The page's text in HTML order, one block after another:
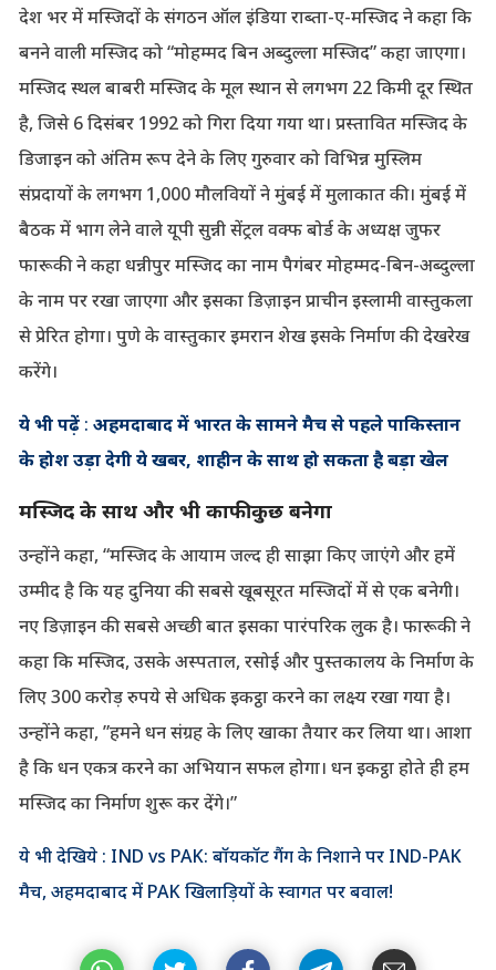
देश भर में मस्जिदों के संगठन ऑल इंडिया राब्ता-ए-मस्जिद ने कहा कि
बनने वाली मस्जिद को “मोहम्मद बिन अब्दुल्ला मस्जिद” कहा जाएगा।
मस्जिद स्थल बाबरी मस्जिद के मूल स्थान से लगभग 22 किमी दूर स्थित
है, जिसे 6 दिसंबर 1992 को गिरा दिया गया था। प्रस्तावित मस्जिद के
डिजाइन को अंतिम रूप देने के लिए गुरुवार को विभिन्न मुस्लिम
संप्रदायों के लगभग 1,000 मौलवियों ने मुंबई में मुलाकात की। मुंबई में
बैठक में भाग लेने वाले यूपी सुन्नी सेंट्रल वक्फ बोर्ड के अध्यक्ष जुफर
फारूकी ने कहा धन्नीपुर मस्जिद का नाम पैगंबर मोहम्मद-बिन-अब्दुल्ला
के नाम पर रखा जाएगा और इसका डिज़ाइन प्राचीन इस्लामी वास्तुकला
से प्रेरित होगा। पुणे के वास्तुकार इमरान शेख इसके निर्माण की देखरेख
करेंगे।
ये भी पढ़ें: अहमदाबाद में भारत के सामने मैच से पहले पाकिस्तान
के होश उड़ा देगी ये खबर, शाहीन के साथ हो सकता है बड़ा खेल
मस्जिद के साथ और भी काफी कुछ बनेगा
उन्होंने कहा, “मस्जिद के आयाम जल्द ही साझा किए जाएंगे और हमें
उम्मीद है कि यह दुनिया की सबसे खूबसूरत मस्जिदों में से एक बनेगी।
नए डिज़ाइन की सबसे अच्छी बात इसका पारंपरिक लुक है। फारूकी ने
कहा कि मस्जिद, उसके अस्पताल, रसोई और पुस्तकालय के निर्माण के
लिए 300 करोड़ रुपये से अधिक इकट्ठा करने का लक्ष्य रखा गया है।
उन्होंने कहा, ”हमने धन संग्रह के लिए खाका तैयार कर लिया था। आशा
है कि धन एकत्र करने का अभियान सफल होगा। धन इकट्ठा होते ही हम
मस्जिद का निर्माण शुरू कर देंगे।”
ये भी देखिये : IND vs PAK: बॉयकॉट गैंग के निशाने पर IND-PAK
मैच, अहमदाबाद में PAK खिलाड़ियों के स्वागत पर बवाल!